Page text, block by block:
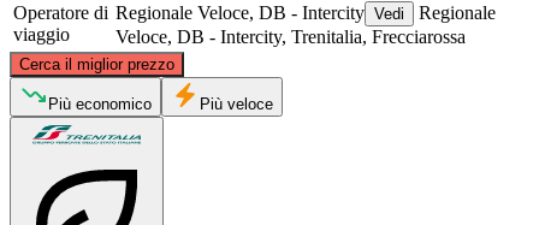
Operatore di
viaggio
Regionale Veloce, DB - Intercity Vedi
Regionale
Veloce, DB - Intercity, Trenitalia, Frecciarossa
Cerca il miglior prezzo
© CARTO, ©OpenStreetMapcontributors
Più economico Più veloce